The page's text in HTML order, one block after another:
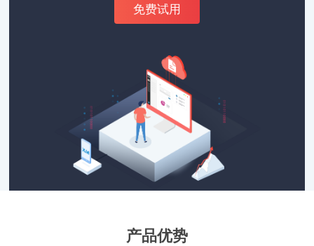
免费试用
产品优势